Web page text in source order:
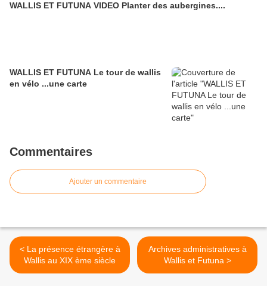
WALLIS ET FUTUNA VIDEO Planter des aubergines....
WALLIS ET FUTUNA Le tour de wallis
en vélo ...une carte
Commentaires
Ajouter un commentaire
< La présence étrangère à
Wallis au XIX ème siècle
Archives administratives à
Wallis et Futuna >